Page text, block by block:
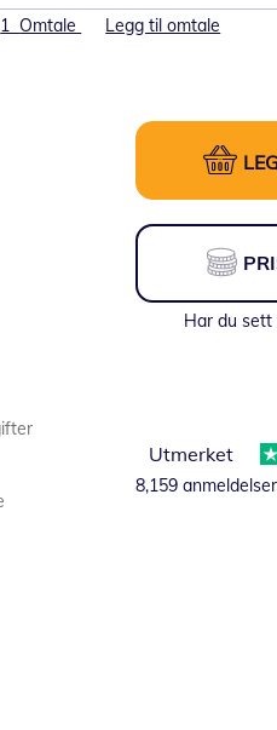
1Omtale Legg til omtale
Har du sett
Utmerket
8,159